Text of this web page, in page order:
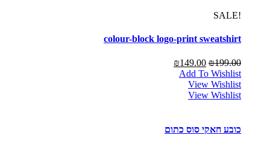
!SALE
colour-block logo-print sweatshirt
₪199.00
₪149.00
Add To Wishlist
View Wishlist
View Wishlist
כובע חאקי סוס כתום